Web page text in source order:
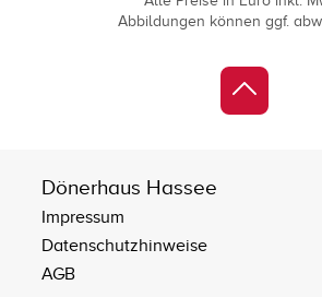
Abbildungen können ggf.
Dönerhaus Hassee
Impressum
Datenschutzhinweise
AGB